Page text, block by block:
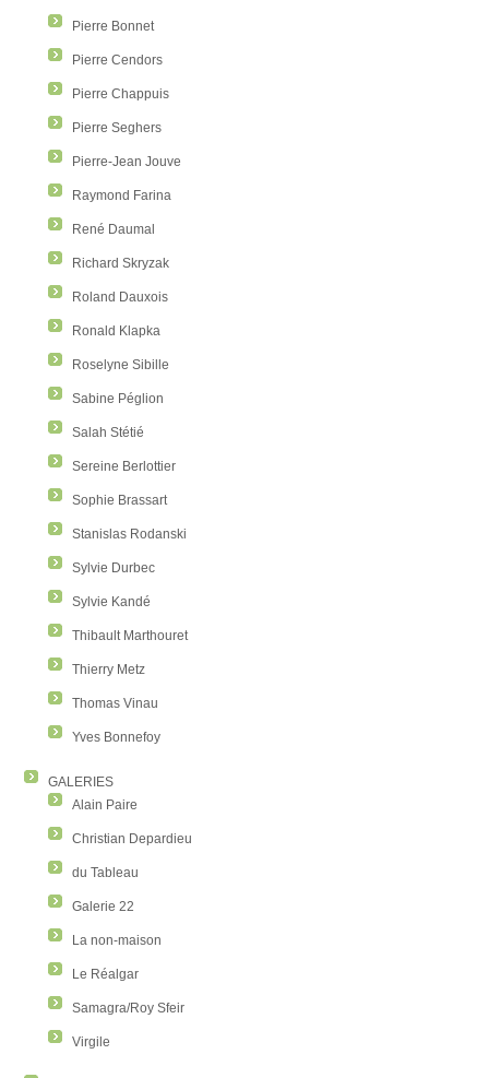
Pierre Bonnet
Pierre Cendors
Pierre Chappuis
Pierre Seghers
Pierre-Jean Jouve
Raymond Farina
René Daumal
Richard Skryzak
Roland Dauxois
Ronald Klapka
Roselyne Sibille
Sabine Péglion
Salah Stétié
Sereine Berlottier
Sophie Brassart
Stanislas Rodanski
Sylvie Durbec
Sylvie Kandé
Thibault Marthouret
Thierry Metz
Thomas Vinau
Yves Bonnefoy
GALERIES
Alain Paire
Christian Depardieu
du Tableau
Galerie 22
La non-maison
Le Réalgar
Samagra/Roy Sfeir
Virgile